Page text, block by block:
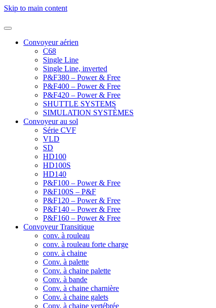
Skip to main content
Convoyeur aérien
C68
Single Line
Single Line, inverted
P&F380 – Power & Free
P&F400 – Power & Free
P&F420 – Power & Free
SHUTTLE SYSTEMS
SIMULATION SYSTÈMES
Convoyeur au sol
Série CVF
VLD
SD
HD100
HD100S
HD140
P&F100 – Power & Free
P&F100S – P&F
P&F120 – Power & Free
P&F140 – Power & Free
P&F160 – Power & Free
Convoyeur Transitique
conv. à rouleau
conv. à rouleau forte charge
conv. à chaine
Conv. à palette
Conv. à chaine palette
Conv. à bande
Conv. à chaine charnière
Conv. à chaine galets
Conv. à chaine vertébrée